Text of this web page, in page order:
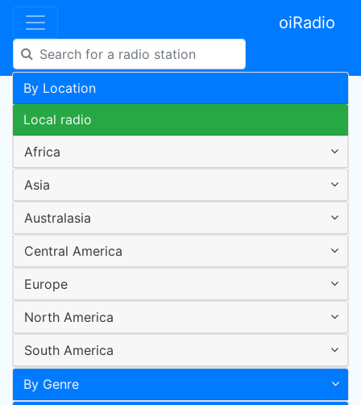
oiRadio
By Location
Local radio
Africa
Asia
Australasia
Central America
Europe
North America
South America
By Genre